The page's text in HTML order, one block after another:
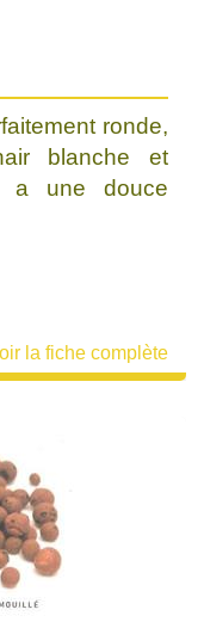
ronde,
blanche et
a une douce
la fiche complète